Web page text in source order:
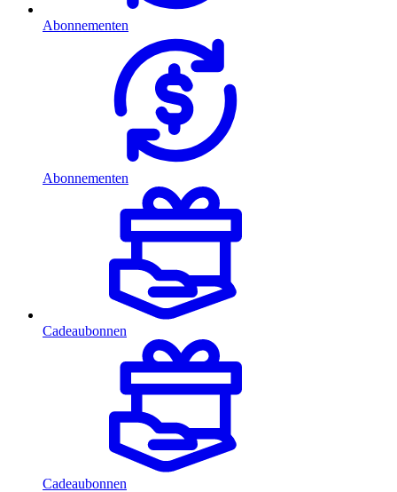
Abonnementen
Abonnementen
Cadeaubonnen
Cadeaubonnen